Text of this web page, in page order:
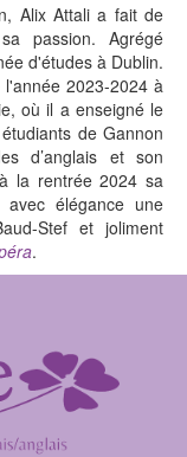
Alix Attali a fait de
passion. Agrégé
d'études à Dublin.
2023-2024 à
où il a enseigné le
de Gannon
d’anglais et son
la rentrée 2024 sa
élégance une
Stef et joliment
.